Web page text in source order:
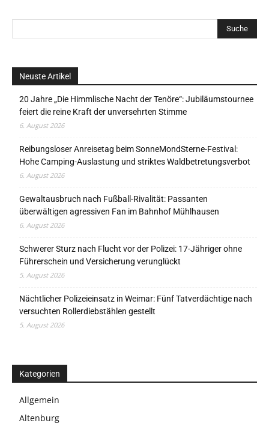
Neuste Artikel
20 Jahre „Die Himmlische Nacht der Tenöre“: Jubiläumstournee
feiert die reine Kraft der unversehrten Stimme
6. August 2026
Reibungsloser Anreisetag beim SonneMondSterne-Festival:
Hohe Camping-Auslastung und striktes Waldbetretungsverbot
6. August 2026
Gewaltausbruch nach Fußball-Rivalität: Passanten
überwältigen agressiven Fan im Bahnhof Mühlhausen
6. August 2026
Schwerer Sturz nach Flucht vor der Polizei: 17-Jähriger ohne
Führerschein und Versicherung verunglückt
5. August 2026
Nächtlicher Polizeieinsatz in Weimar: Fünf Tatverdächtige nach
versuchten Rollerdiebstählen gestellt
5. August 2026
Kategorien
Allgemein
Altenburg